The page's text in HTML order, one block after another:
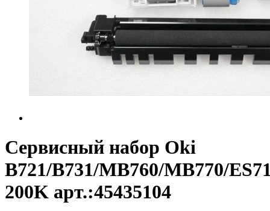
Сервисный набор Oki
B721/B731/MB760/MB770/
200K арт.:45435104